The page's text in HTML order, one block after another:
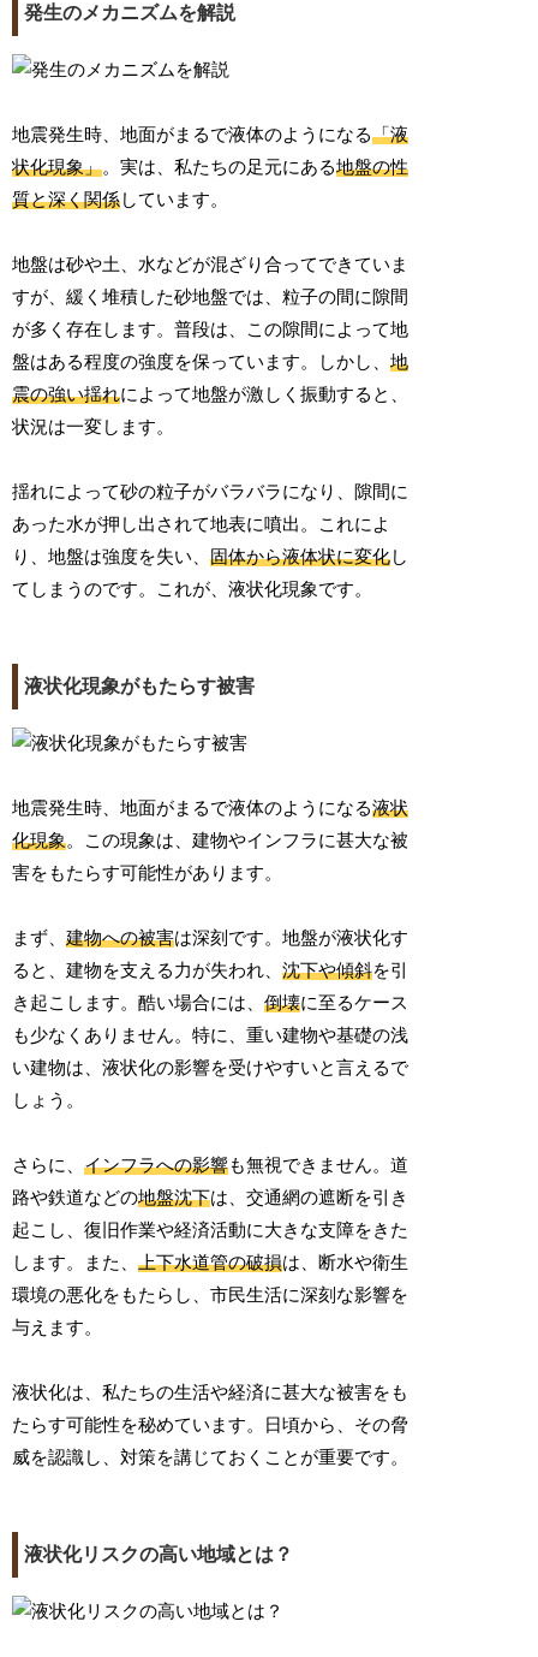
発生のメカニズムを解説
地震発生時、地面がまるで液体のようになる「液
状化現象」。実は、私たちの足元にある地盤の性
質と深く関係しています。
地盤は砂や土、水などが混ざり合ってできていま
すが、緩く堆積した砂地盤では、粒子の間に隙間
が多く存在します。普段は、この隙間によって地
盤はある程度の強度を保っています。しかし、地
震の強い揺れによって地盤が激しく振動すると、
状況は一変します。
揺れによって砂の粒子がバラバラになり、隙間に
あった水が押し出されて地表に噴出。これによ
り、地盤は強度を失い、固体から液体状に変化し
てしまうのです。これが、液状化現象です。
液状化現象がもたらす被害
地震発生時、地面がまるで液体のようになる液状
化現象。この現象は、建物やインフラに甚大な被
害をもたらす可能性があります。
まず、建物への被害は深刻です。地盤が液状化す
ると、建物を支える力が失われ、沈下や傾斜を引
き起こします。酷い場合には、倒壊に至るケース
も少なくありません。特に、重い建物や基礎の浅
い建物は、液状化の影響を受けやすいと言えるで
しょう。
さらに、インフラへの影響も無視できません。道
路や鉄道などの地盤沈下は、交通網の遮断を引き
起こし、復旧作業や経済活動に大きな支障をきた
します。また、上下水道管の破損は、断水や衛生
環境の悪化をもたらし、市民生活に深刻な影響を
与えます。
液状化は、私たちの生活や経済に甚大な被害をも
たらす可能性を秘めています。日頃から、その脅
威を認識し、対策を講じておくことが重要です。
液状化リスクの高い地域とは？